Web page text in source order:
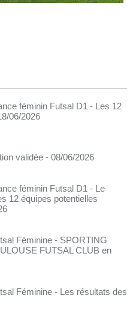
féminin Futsal D1 - Les 12
06/2026
validée - 08/06/2026
féminin Futsal D1 - Le
12 équipes potentielles
Féminine - SPORTING
FUTSAL CLUB en
Féminine - Les résultats des